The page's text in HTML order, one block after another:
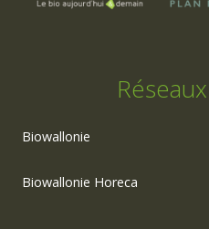
Biowallonie
Biowallonie Horeca